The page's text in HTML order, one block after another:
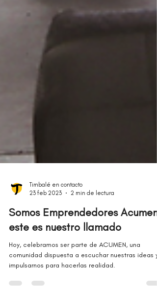
Timbalé en contacto
23 feb 2023
2 min de lectura
este es nuestro llamado
Hoy, celebramos ser parte de ACUMEN, una
comunidad dispuesta a escuchar nuestras ideas y